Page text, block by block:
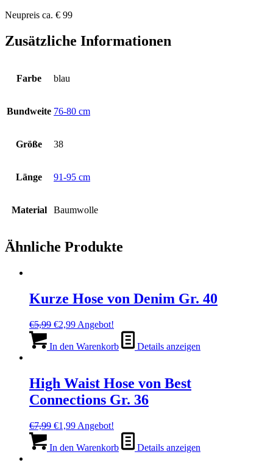
Neupreis ca. € 99
Zusätzliche Informationen
Farbe blau
Bundweite 76-80 cm
Größe 38
Länge 91-95 cm
Material Baumwolle
Ähnliche Produkte
Kurze Hose von Denim Gr. 40
€5,99 Ursprünglicher
war:
€2,99Aktueller
ist:
Angebot!
In den Warenkorb Details anzeigen
High Waist Hose von Best
Connections Gr. 36
€7,99 Ursprünglicher
war:
€1,99Aktueller
ist:
Angebot!
In den Warenkorb Details anzeigen